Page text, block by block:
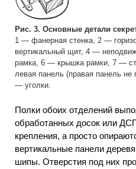
Рис. 3. Основные детали
1 — фанерная стенка, 2 —
вертикальный щит, 4 —
рамка, 6 — крышка рамки, 7 —
левая панель (правая панель
— уголки.
Полки обоих отделений
обработанных досок или
крепления, а просто
вертикальные панели
шипы. Отверстия под них